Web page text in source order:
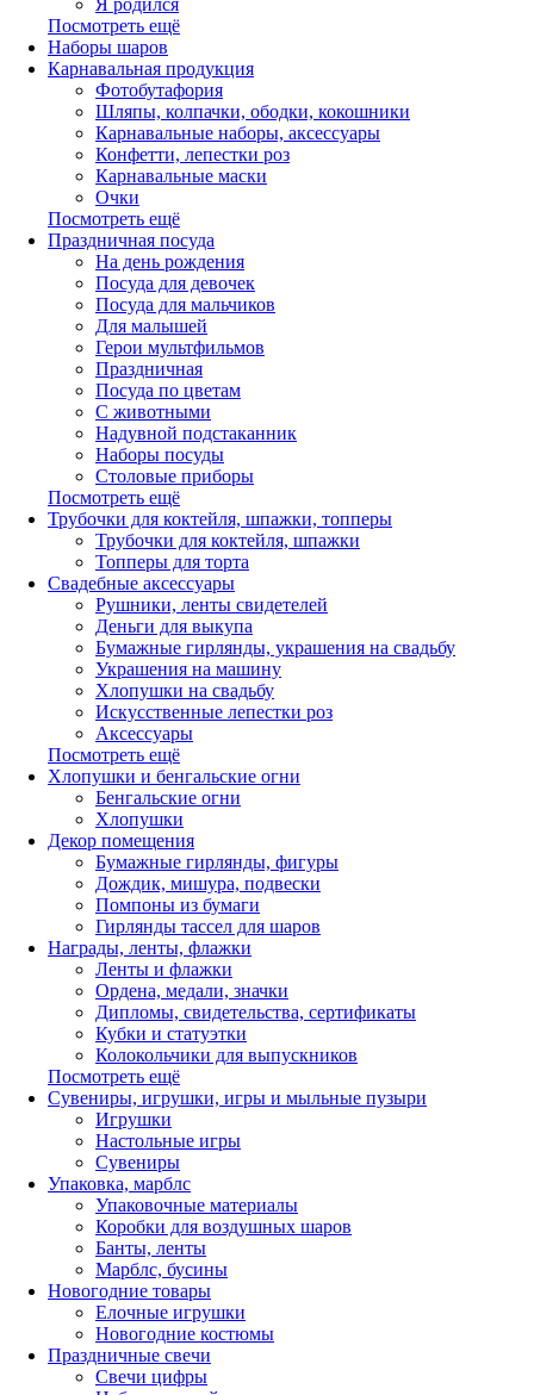
Посмотреть ещё
Наборы шаров
Карнавальная продукция
Фотобутафория
Шляпы, колпачки, ободки, кокошники
Карнавальные наборы, аксессуары
Конфетти, лепестки роз
Карнавальные маски
Очки
Посмотреть ещё
Праздничная посуда
На день рождения
Посуда для девочек
Посуда для мальчиков
Для малышей
Герои мультфильмов
Праздничная
Посуда по цветам
С животными
Надувной подстаканник
Наборы посуды
Столовые приборы
Посмотреть ещё
Трубочки для коктейля, шпажки, топперы
Трубочки для коктейля, шпажки
Топперы для торта
Свадебные аксессуары
Рушники, ленты свидетелей
Деньги для выкупа
Бумажные гирлянды, украшения на свадьбу
Украшения на машину
Хлопушки на свадьбу
Искусственные лепестки роз
Аксессуары
Посмотреть ещё
Хлопушки и бенгальские огни
Бенгальские огни
Хлопушки
Декор помещения
Бумажные гирлянды, фигуры
Дождик, мишура, подвески
Помпоны из бумаги
Гирлянды тассел для шаров
Награды, ленты, флажки
Ленты и флажки
Ордена, медали, значки
Дипломы, свидетельства, сертификаты
Кубки и статуэтки
Колокольчики для выпускников
Посмотреть ещё
Сувениры, игрушки, игры и мыльные пузыри
Игрушки
Настольные игры
Сувениры
Упаковка, марблс
Упаковочные материалы
Коробки для воздушных шаров
Банты, ленты
Марблс, бусины
Новогодние товары
Елочные игрушки
Новогодние костюмы
Праздничные свечи
Свечи цифры